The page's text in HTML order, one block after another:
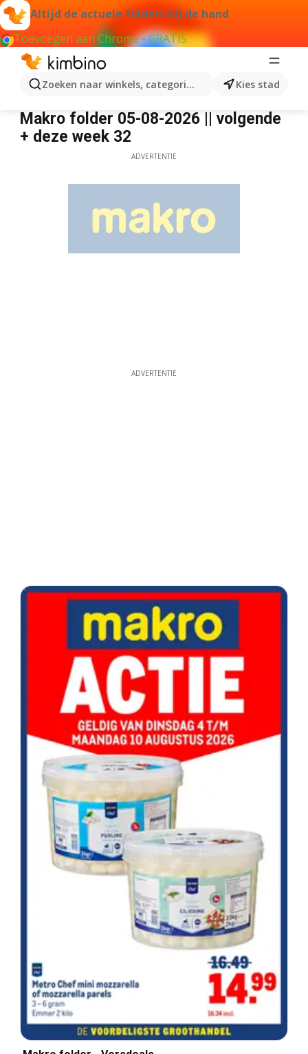
Altijd de actuele folders bij de hand
Toevoegen aan Chrome - GRATIS
Zoeken naar winkels, categorieën, producten...
Kies stad
Makro
Makro folder 05-08-2026 || volgende
+ deze week 32
ADVERTENTIE
ADVERTENTIE